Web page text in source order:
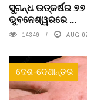
ସୁଗନ୍ଧ ଉତ୍କର୍ଷର
ଭୁବନେଶ୍ୱରରେ ...
14349 AUG
ଦେଶ-ଦେଶାନ୍ତର